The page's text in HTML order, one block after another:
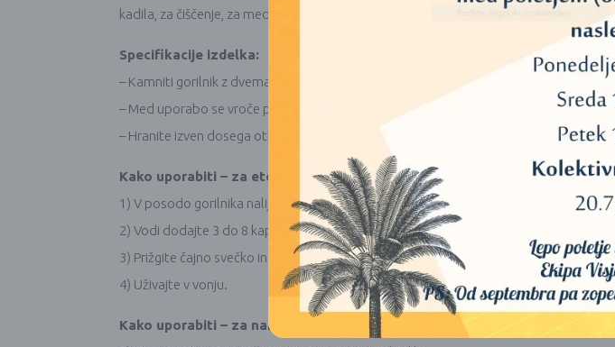
kadila, za čiščenje, za meditacijo, posvetitve prostorov…
Specifikacije izdelka:
– Kamniti gorilnik z dvema nastavkoma
– Med uporabo se vroče površine ne dotikajte, ne premikajte in ne puščajte brez
– Hranite izven dosega otrok in hišnih ljubljenčkov
Kako uporabiti – za eterična olja:
1) V posodo gorilnika nalijte vodo
2) Vodi dodajte 3 do 8 kapljic eteričnega ali esencialnega olja. (Lahko tudi uporabite
3) Prižgite čajno svečko in jo postavite v gorilnik.
4) Uživajte v vonju.
Kako uporabiti – za naravna kadila ali smole: